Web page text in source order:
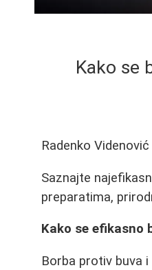
Kako se
Radenko Videnović
Saznajte
preparatima,
Kako se efikasno
Borba protiv buva